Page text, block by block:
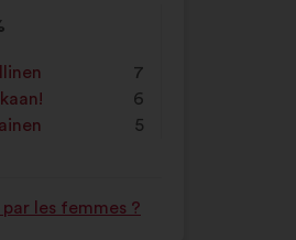
7
6
5
les femmes ?